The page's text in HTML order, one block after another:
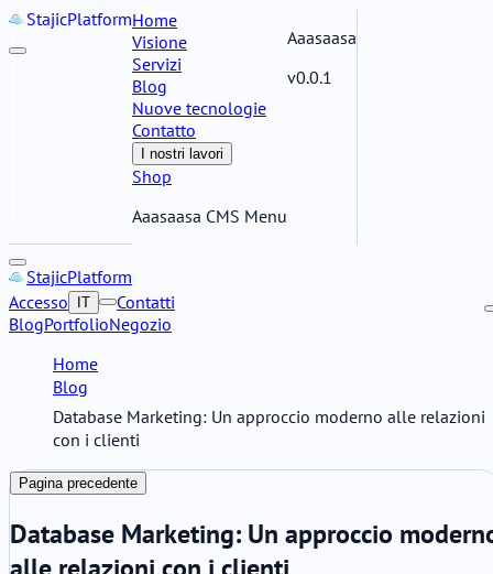
StajicPlatformHome
Visione
Servizi
Blog
Nuove tecnologie
Contatto
I nostri lavori
Shop
Aaasaasa CMS Menu
Aaasaasa
v0.0.1
StajicPlatform
BlogPortfolioNegozio
Accesso IT Contatti
Home
Blog
Database Marketing: Un approccio moderno alle relazioni
con i clienti
Pagina precedente
Database Marketing: Un approccio